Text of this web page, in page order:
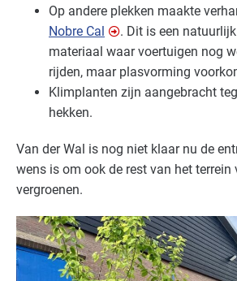
Op andere plekken maakte
Nobre Cal
. Dit is een natuurlijk
materiaal waar voertuigen nog
rijden, maar plasvorming
Klimplanten zijn aangebracht
hekken.
Van der Wal is nog niet klaar nu de
wens is om ook de rest van het terrein
vergroenen.